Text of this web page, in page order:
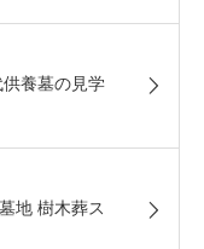
供養墓の見学
地 樹木葬ス